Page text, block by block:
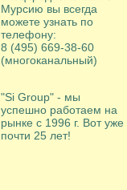
Мурсию вы всегда
можете узнать по
телефону:
8 (495) 669-38-60
(многоканальный)
"Si Group" - мы
успешно работаем на
рынке с 1996 г. Вот уже
почти 25 лет!